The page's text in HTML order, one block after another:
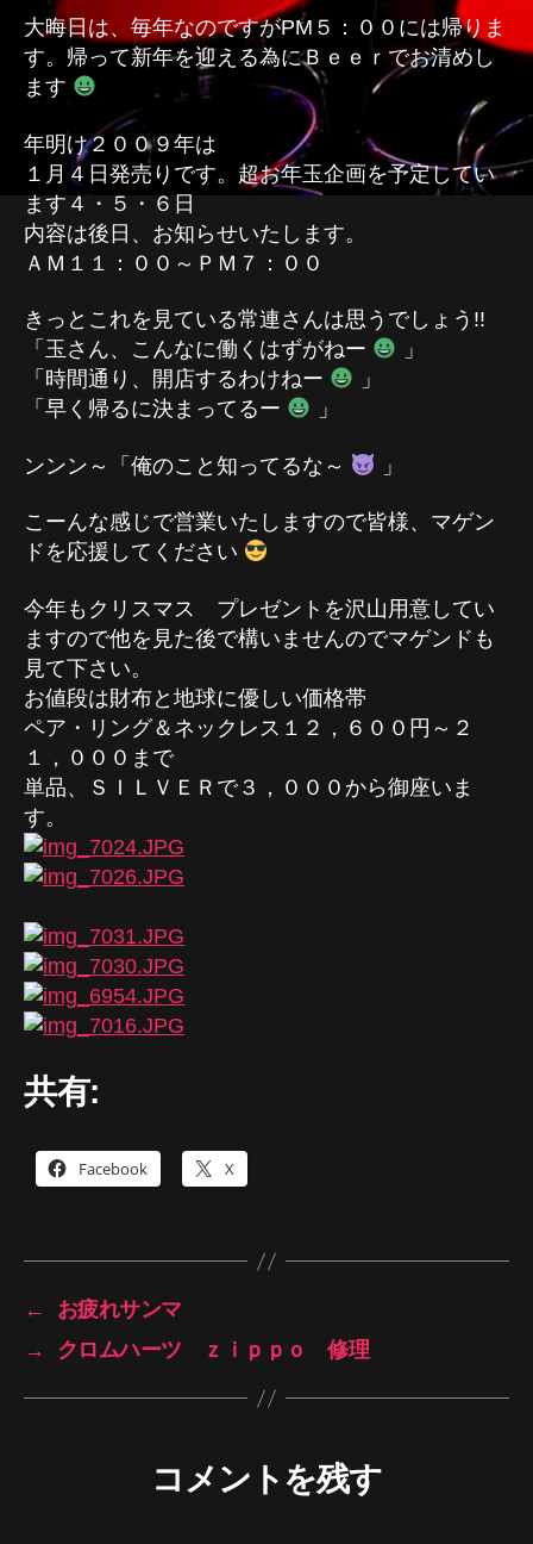
大晦日は、毎年なのですがPM５：００には帰りま
す。帰って新年を迎える為にＢｅｅｒでお清めし
ます
年明け２００９年は
１月４日発売りです。超お年玉企画を予定してい
ます４・５・６日
内容は後日、お知らせいたします。
ＡＭ１１：００～ＰＭ７：００
きっとこれを見ている常連さんは思うでしょう!!
「玉さん、こんなに働くはずがねー
」
「時間通り、開店するわけねー
」
「早く帰るに決まってるー
」
ンンン～「俺のこと知ってるな～ 」
こーんな感じで営業いたしますので皆様、マゲン
ドを応援してください
今年もクリスマス プレゼントを沢山用意してい
ますので他を見た後で構いませんのでマゲンドも
見て下さい。
お値段は財布と地球に優しい価格帯
ペア・リング＆ネックレス１２，６００円～２
１，０００まで
単品、ＳＩＬＶＥＲで３，０００から御座いま
す。
共有:
Facebook X
←
お疲れサンマ
→
クロムハーツ ｚｉｐｐｏ 修理
コメントを残す